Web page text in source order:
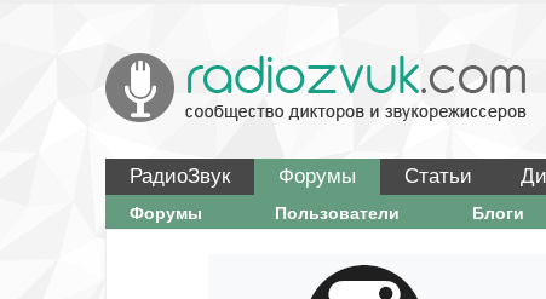
РадиоЗвук Форумы Статьи
Форумы Пользователи Блоги